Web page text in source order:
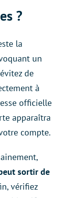
?
la
un
de
à
officielle
apparaîtra
compte.
sortir de
vérifiez